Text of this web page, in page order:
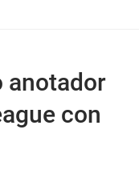
anotador
con